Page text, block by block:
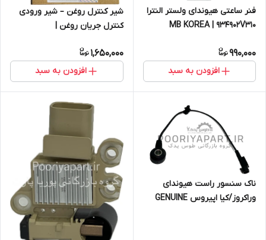
فنر ساعتی هیوندای ولستر النترا
MB KOREA | 934902V310
990,000
افزودن به سبد
شیر کنترل روغن – شیر ورودی
کنترل جریان روغن |
سراتو سایپا و وارداتی 2010 شیر
کنترل روغن شیر ورودی کنترل
سانتافه DM هیوندای H1 سوناتا
LF
1,650,000
افزودن به سبد
ناک سنسور راست هیوندای
وراکروز/کیا اپیروس GENUINE